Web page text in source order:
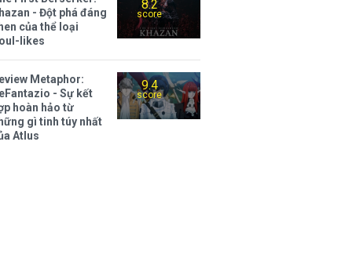
8.2
score
- Đột phá đáng
của thể loại
likes
9.4
score
Metaphor:
- Sự kết
hoàn hảo từ
gì tinh túy nhất
Atlus